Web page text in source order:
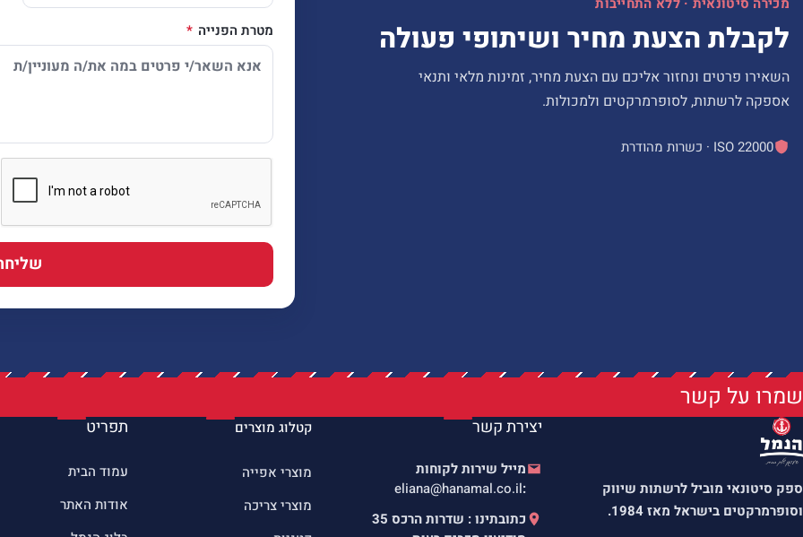
לקבלת הצעת מחיר ושיתופי פעולה
השאירו פרטים ונחזור אליכם עם הצעת מחיר, זמינות מלאי ותנאי
אספקה לרשתות, לסופרמרקטים ולמכולות.
ISO 22000 · כשרות מהודרת
מטרת הפנייה
שמרו על קשר
ספק סיטונאי מוביל לרשתות שיווק
וסופרמרקטים בישראל מאז 1984.
יצירת קשר
מייל שירות לקוחות
:
eliana@hanamal.co.il
כתובתינו : שדרות הרכס 35
קטלוג מוצרים
מוצרי אפייה
מוצרי צריכה
תפריט
עמוד הבית
אודות האתר